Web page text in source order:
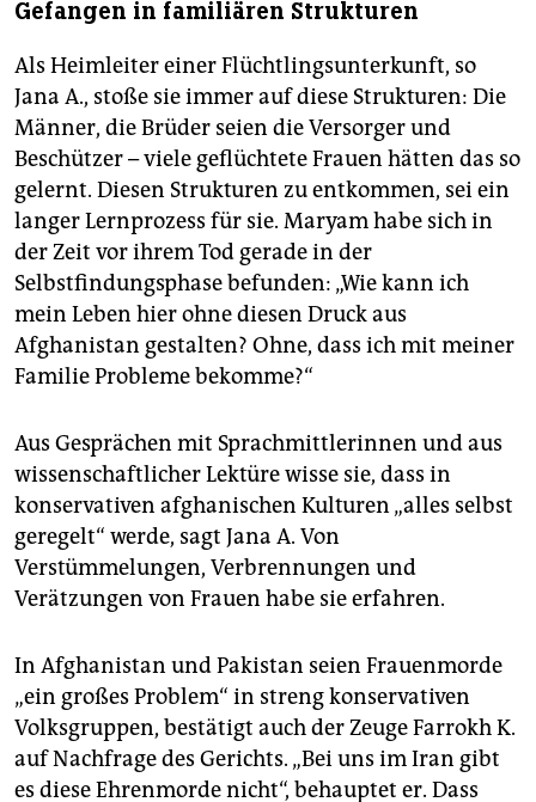
Gefangen in familiären Strukturen
Als Heimleiter einer Flüchtlingsunterkunft, so
Jana A., stoße sie immer auf diese Strukturen: Die
Männer, die Brüder seien die Versorger und
Beschützer – viele geflüchtete Frauen hätten das so
gelernt. Diesen Strukturen zu entkommen, sei ein
langer Lernprozess für sie. Maryam habe sich in
der Zeit vor ihrem Tod gerade in der
Selbstfindungsphase befunden: „Wie kann ich
mein Leben hier ohne diesen Druck aus
Afghanistan gestalten? Ohne, dass ich mit meiner
Familie Probleme bekomme?“
Aus Gesprächen mit Sprachmittlerinnen und aus
wissenschaftlicher Lektüre wisse sie, dass in
konservativen afghanischen Kulturen „alles selbst
geregelt“ werde, sagt Jana A. Von
Verstümmelungen, Verbrennungen und
Verätzungen von Frauen habe sie erfahren.
In Afghanistan und Pakistan seien Frauenmorde
„ein großes Problem“ in streng konservativen
Volksgruppen, bestätigt auch der Zeuge Farrokh K.
auf Nachfrage des Gerichts. „Bei uns im Iran gibt
es diese Ehrenmorde nicht“, behauptet er. Dass